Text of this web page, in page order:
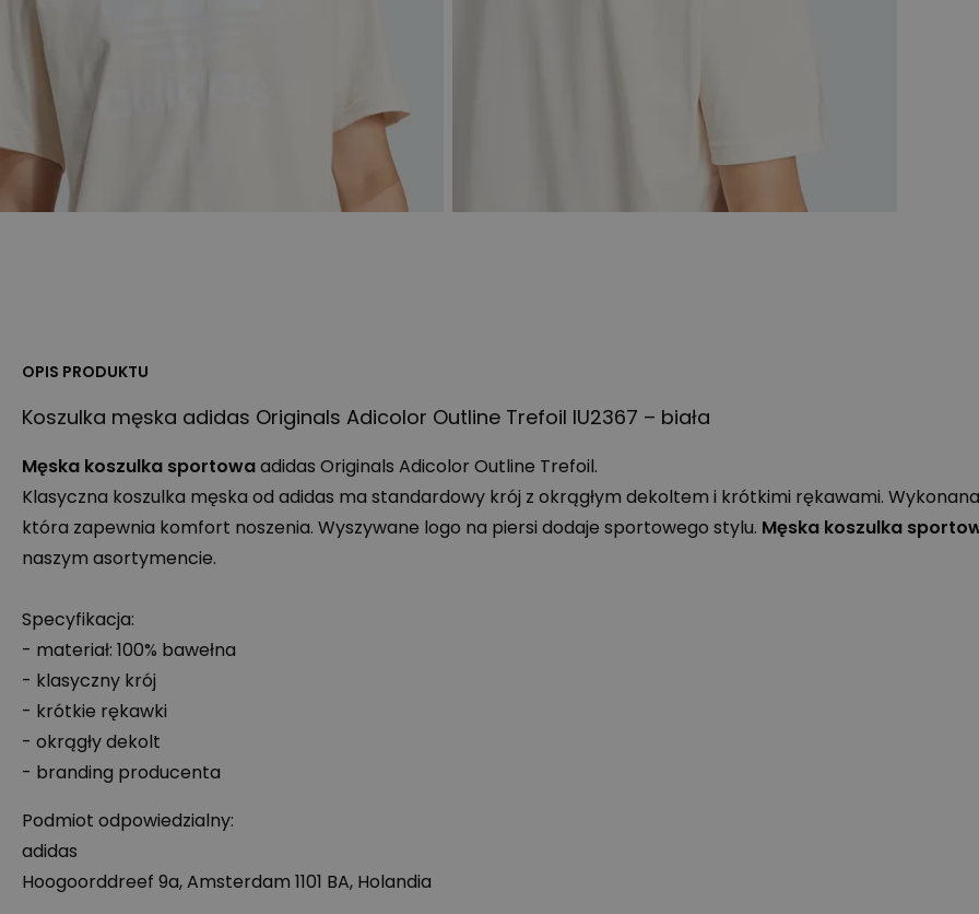
OPIS PRODUKTU
Koszulka męska adidas Originals Adicolor Outline Trefoil IU2367 – biała
Męska koszulka sportowaadidas Originals Adicolor Outline Trefoil.
Klasyczna koszulka męska od adidas ma standardowy krój z okrągłym dekoltem i krótkimi rękawami.
która zapewnia komfort noszenia. Wyszywane logo na piersi dodaje sportowego stylu. Męska koszulka
naszym asortymencie.
Specyfikacja:
- materiał: 100% bawełna
- klasyczny krój
- krótkie rękawki
- okrągły dekolt
- branding producenta
Podmiot odpowiedzialny:
adidas
Hoogoorddreef 9a, Amsterdam 1101 BA, Holandia